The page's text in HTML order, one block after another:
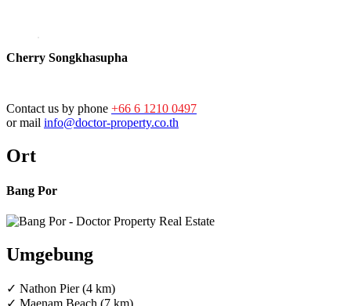
Cherry Songkhasupha
Contact us by phone +66 6 1210 0497
or mail info@doctor-property.co.th
Ort
Bang Por
Umgebung
✓ Nathon Pier (4 km)
✓ Maenam Beach (7 km)